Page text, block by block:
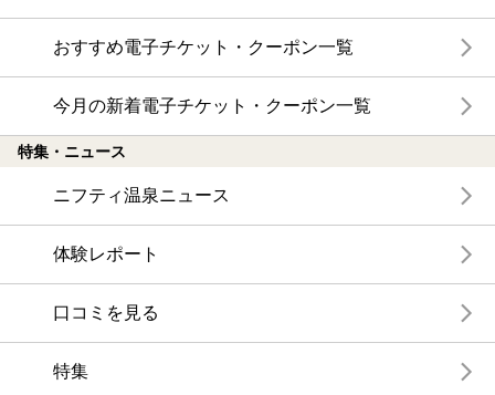
おすすめ電子チケット・クーポン一覧
今月の新着電子チケット・クーポン一覧
特集・ニュース
ニフティ温泉ニュース
体験レポート
口コミを見る
特集